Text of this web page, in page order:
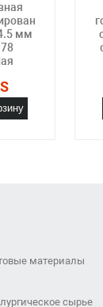
мм
материалы
сырье